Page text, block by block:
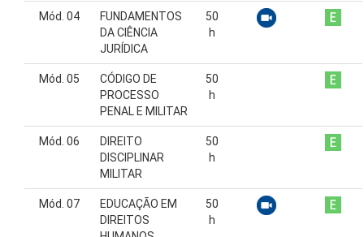
Mód. 04
FUNDAMENTOS
DA CIÊNCIA
JURÍDICA
50
h
Mód. 05
CÓDIGO DE
PROCESSO
PENAL E MILITAR
50
h
Mód. 06
DIREITO
DISCIPLINAR
MILITAR
50
h
Mód. 07
EDUCAÇÃO EM
DIREITOS
50
h